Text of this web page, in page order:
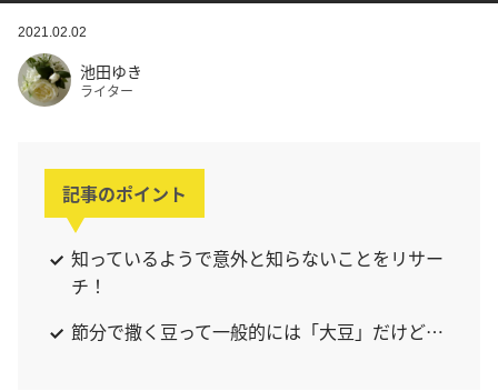
2021.02.02
池田ゆき
ライター
記事のポイント
知っているようで意外と知らないことをリサー
チ！
節分で撒く豆って一般的には「大豆」だけど…